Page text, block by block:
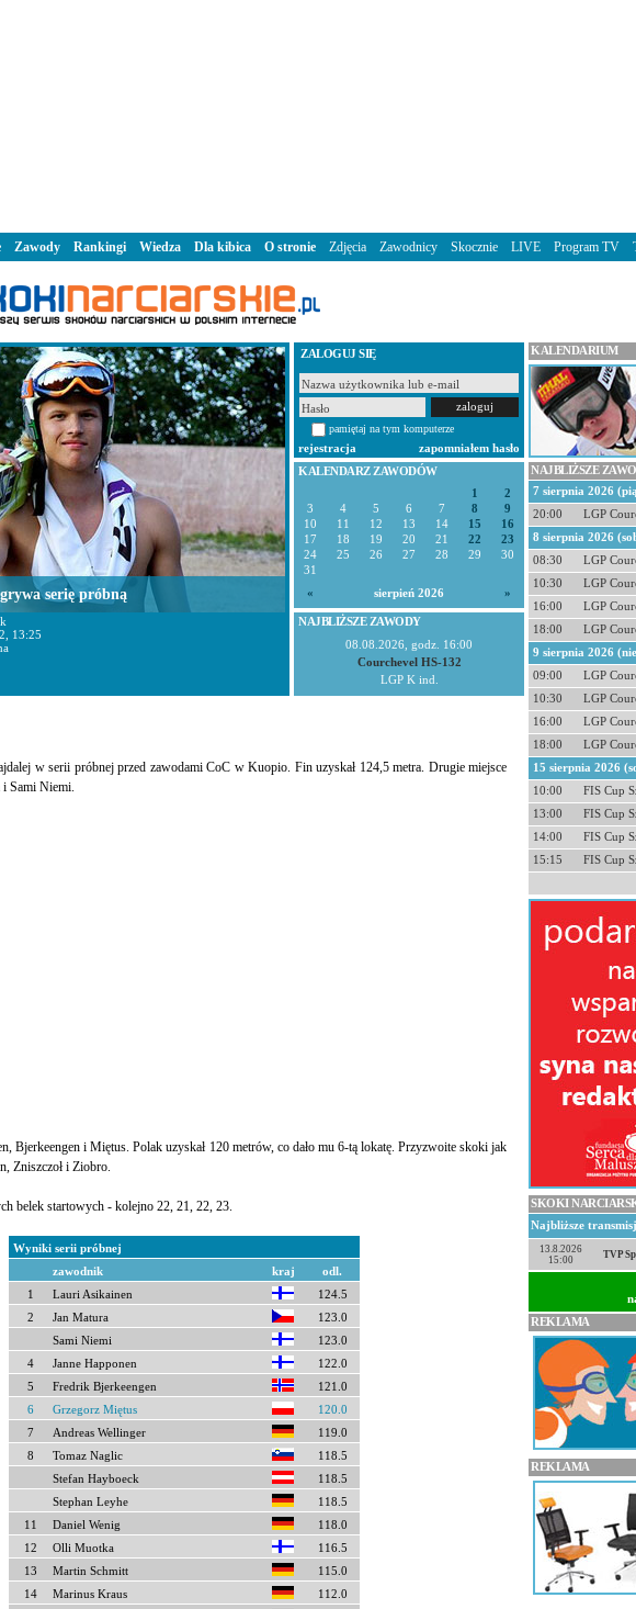
ZALOGUJ SIĘ
pamiętaj na tym komputerze
rejestracja
zapomniałem hasło
KALENDARZ ZAWODÓW
1
2
3
4 5 6 7 8
9
10
11 12 13 14 15
16
17
18 19 20 21 22
23
24
25 26 27 28 29
30
31
«
sierpień 2026 »
NAJBLIŻSZE ZAWODY
08.08.2026, godz. 16:00
Courchevel HS-132
LGP K ind.
w serii próbnej przed zawodami CoC w Kuopio. Fin uzyskał 124,5 metra. Drugie miejsce
i Sami Niemi.
Bjerkeengen i Miętus. Polak uzyskał 120 metrów, co dało mu 6-tą lokatę. Przyzwoite skoki jak
Zniszczoł i Ziobro.
belek startowych - kolejno 22, 21, 22, 23.
Wyniki serii próbnej
zawodnik
kraj
odl.
1
Lauri Asikainen
124.5
2
Jan Matura
123.0
Sami Niemi
123.0
4
Janne Happonen
122.0
5
Fredrik Bjerkeengen
121.0
6
Grzegorz Miętus
120.0
7
Andreas Wellinger
119.0
8
Tomaz Naglic
118.5
Stefan Hayboeck
118.5
Stephan Leyhe
118.5
11
Daniel Wenig
118.0
12
Olli Muotka
116.5
13
Martin Schmitt
115.0
14
Marinus Kraus
112.0
serię próbną
13:25
KALENDARIUM
NAJBLIŻSZE
7 sierpnia 2026
20:00
LGP
8 sierpnia 2026
08:30
LGP
10:30
LGP
16:00
LGP
18:00
LGP
9 sierpnia 2026
09:00
LGP
10:30
LGP
16:00
LGP
18:00
LGP
15 sierpnia 2026
10:00
FIS Cup
13:00
FIS Cup
14:00
FIS Cup
15:15
FIS Cup
SKOKI
Najbliższe
13.8.2026
15:00
TVP
REKLAMA
REKLAMA
Zawody Rankingi Wiedza Dla kibica O stronie Zdjęcia Zawodnicy Skocznie LIVE Program TV